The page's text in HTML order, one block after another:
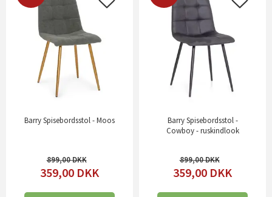
Barry Spisebordsstol - Moos
899,00
359,00 DKK
Barry Spisebordsstol -
Cowboy - ruskindlook
899,00
359,00 DKK